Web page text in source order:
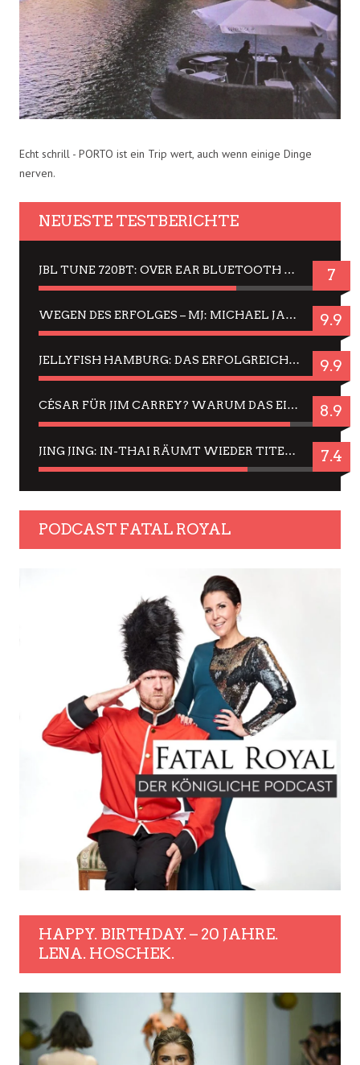
Echt schrill - PORTO ist ein Trip wert, auch wenn einige Dinge
nerven.
NEUESTE TESTBERICHTE
JBL TUNE 720BT: OVER EAR BLUETOOTH KOPFHÖRER UM DIE 50,-€ IM DAUER-TEST 7
WEGEN DES ERFOLGES – MJ: MICHAEL JACKSON MUSICAL IN EINER MATINEE SEHEN 9.9
JELLYFISH HAMBURG: DAS ERFOLGREICHE SOMMER-MENÜ 2025 IN GEFÜHLEN UND BILDERN 9.9
CÉSAR FÜR JIM CARREY? WARUM DAS EINER DER NERVIGSTEN ACTORS IST UND BLEIBT 8.9
JING JING: IN-THAI RÄUMT WIEDER TITEL AB – EIN ZWEI-STUNDEN-ERLEBNISBERICHT 7.4
PODCAST FATAL ROYAL
HAPPY. BIRTHDAY. – 20 JAHRE.
LENA. HOSCHEK.